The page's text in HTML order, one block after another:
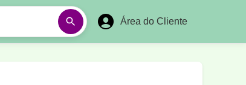
Área do Cliente